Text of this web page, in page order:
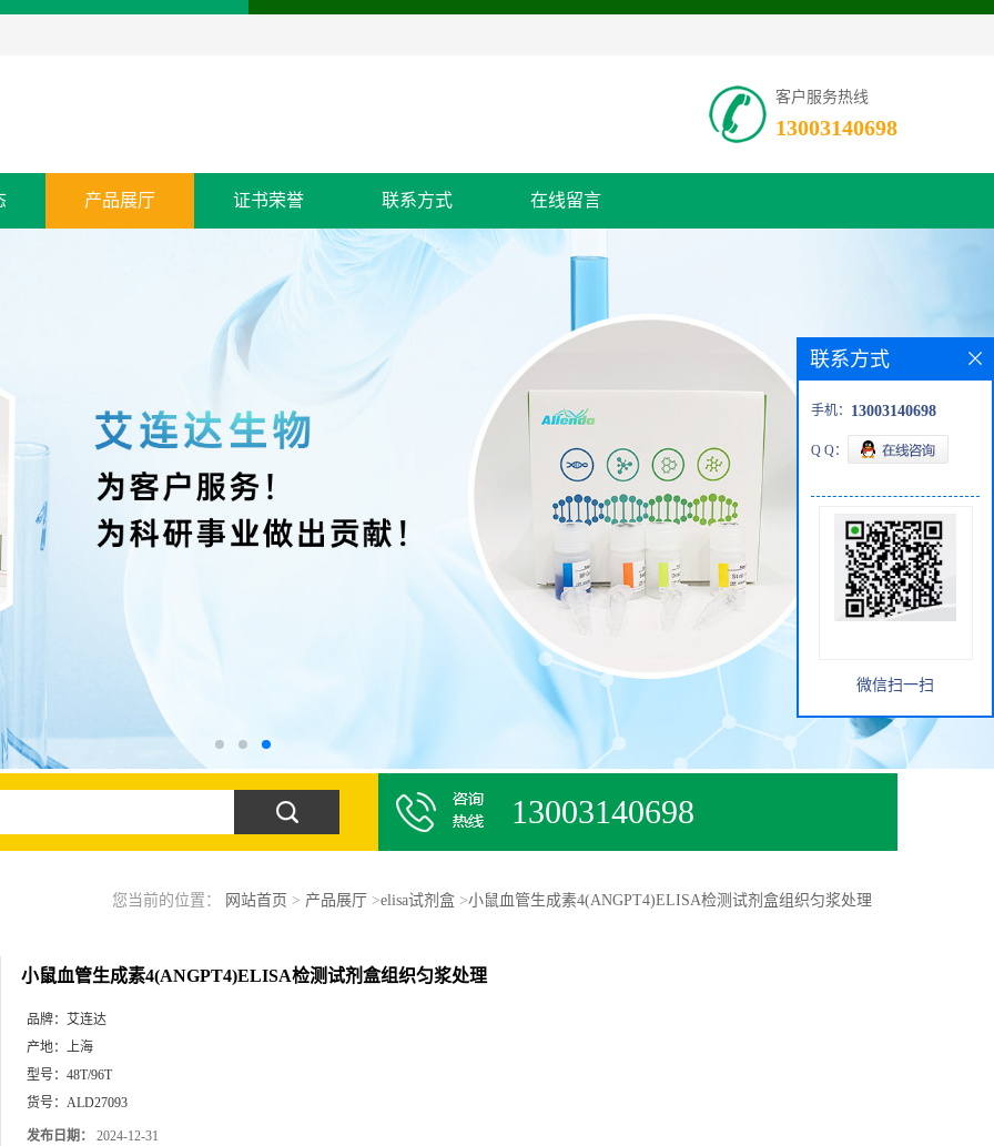
客户服务热线
13003140698
产品展厅 证书荣誉 联系方式 在线留言
13003140698
您当前的位置： 网站首页 > 产品展厅 >elisa试剂盒>小鼠血管生成素4(ANGPT4)ELISA检测试剂盒组织匀浆处理
小鼠血管生成素4(ANGPT4)ELISA检测试剂盒组织匀浆处理
品牌： 艾连达
产地： 上海
型号： 48T/96T
货号： ALD27093
发布日期： 2024-12-31
联系方式
手机： 13003140698
Q Q：
微信扫一扫